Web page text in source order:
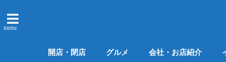
menu
開店・閉店 グルメ 会社・お店紹介